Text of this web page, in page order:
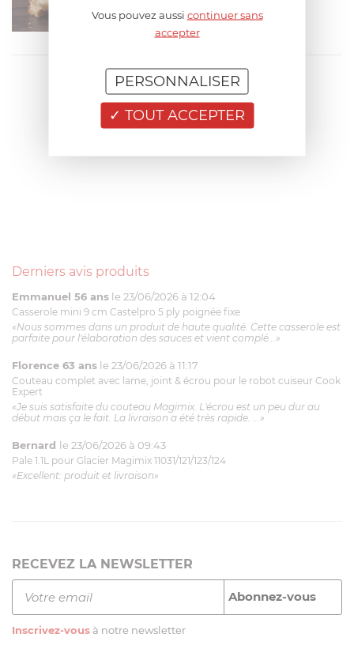
Derniers avis produits
Emmanuel 56 ans le 23/06/2026 à 12:04
Casserole mini 9 cm Castelpro 5 ply poignée fixe
«Nous sommes dans un produit de haute qualité. Cette casserole est
parfaite pour l'élaboration des sauces et vient complé...»
Florence 63 ans le 23/06/2026 à 11:17
Couteau complet avec lame, joint & écrou pour le robot cuiseur Cook
Expert
«Je suis satisfaite du couteau Magimix. L'écrou est un peu dur au
début mais ça le fait. La livraison a été très rapide. ...»
Bernard le 23/06/2026 à 09:43
Pale 1.1L pour Glacier Magimix 11031/121/123/124
«Excellent: produit et livraison»
RECEVEZ LA NEWSLETTER
Inscrivez-vous à notre newsletter
Vous pouvez aussi continuer sans
accepter
TOUT ACCEPTER
PERSONNALISER